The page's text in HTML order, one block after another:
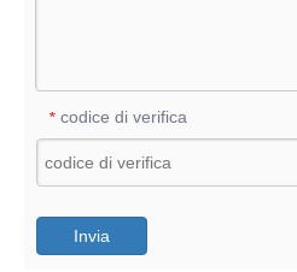
* codice di verifica
Invia